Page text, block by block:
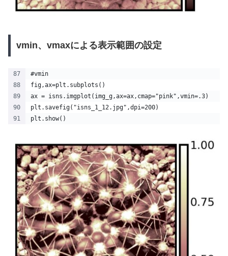
vmin、vmaxによる表示範囲の設定
#vmin
fig,ax=plt.subplots()
ax = isns.imgplot(img_g,ax=ax,cmap="pink",vmin=.3)
plt.savefig("isns_1_12.jpg",dpi=200)
plt.show()